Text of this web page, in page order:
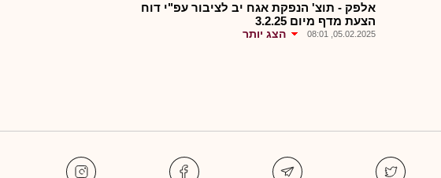
אלפק - תוצ' הנפקת אגח יב לציבור עפ"י דוח
הצעת מדף מיום 3.2.25
05.02.2025, 08:01 הצג יותר